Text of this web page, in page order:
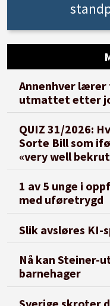
Annenhver lærer
utmattet etter
QUIZ 31/2026:
Sorte Bill som
«very well
1 av 5 unge i
med uføretrygd
Slik avsløres KI-
Nå kan Steiner-
barnehager